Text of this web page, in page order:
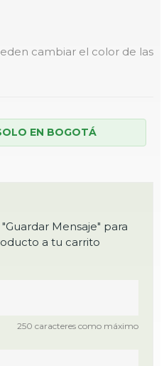
cambiar el color de las
EN BOGOTÁ
Mensaje" para
a tu carrito
250 caracteres como máximo